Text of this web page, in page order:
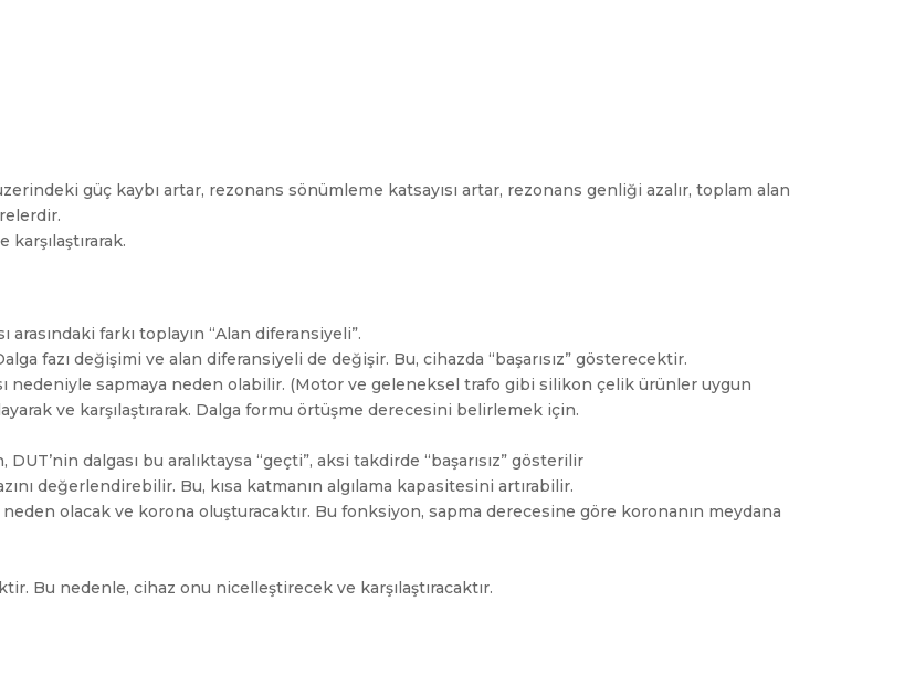
güç kaybı artar, rezonans sönümleme katsayısı artar, rezonans genliği azalır, toplam alan
arasındaki farkı toplayın “Alan diferansiyeli”.
fazı değişimi ve alan diferansiyeli de değişir. Bu, cihazda “başarısız” gösterecektir.
nedeniyle sapmaya neden olabilir. (Motor ve geleneksel trafo gibi silikon çelik ürünler uygun
ve karşılaştırarak. Dalga formu örtüşme derecesini belirlemek için.
dalgası bu aralıktaysa “geçti”, aksi takdirde “başarısız” gösterilir
değerlendirebilir. Bu, kısa katmanın algılama kapasitesini artırabilir.
neden olacak ve korona oluşturacaktır. Bu fonksiyon, sapma derecesine göre koronanın meydana
Bu nedenle, cihaz onu nicelleştirecek ve karşılaştıracaktır.